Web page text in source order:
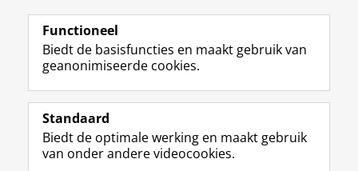
Volg de RUG
F
a
e
b
L
i
k
e
R
S
-
f
I
n
t
Y
o
T
Studiekiezers
Functioneel
Biedt de basisfuncties en maakt gebruik van
geanonimiseerde cookies.
Standaard
Biedt de optimale werking en maakt gebruik
van onder andere videocookies.